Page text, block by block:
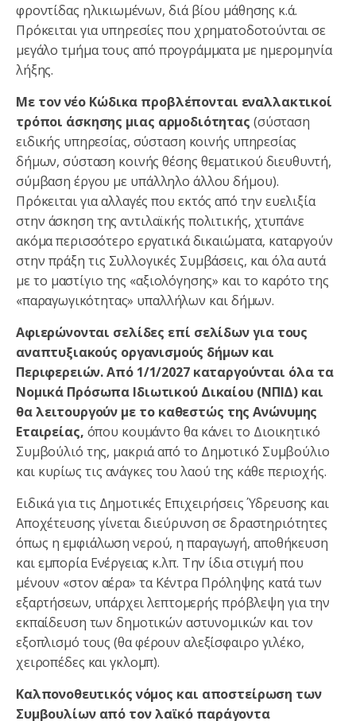
φροντίδας ηλικιωμένων, διά βίου μάθησης κ.ά.
Πρόκειται για υπηρεσίες που χρηματοδοτούνται σε
μεγάλο τμήμα τους από προγράμματα με ημερομηνία
λήξης.
Με τον νέο Κώδικα προβλέπονται εναλλακτικοί
τρόποι άσκησης μιας αρμοδιότητας (σύσταση
ειδικής υπηρεσίας, σύσταση κοινής υπηρεσίας
δήμων, σύσταση κοινής θέσης θεματικού διευθυντή,
σύμβαση έργου με υπάλληλο άλλου δήμου).
Πρόκειται για αλλαγές που εκτός από την ευελιξία
στην άσκηση της αντιλαϊκής πολιτικής, χτυπάνε
ακόμα περισσότερο εργατικά δικαιώματα, καταργούν
στην πράξη τις Συλλογικές Συμβάσεις, και όλα αυτά
με το μαστίγιο της «αξιολόγησης» και το καρότο της
«παραγωγικότητας» υπαλλήλων και δήμων.
Αφιερώνονται σελίδες επί σελίδων για τους
αναπτυξιακούς οργανισμούς δήμων και
Περιφερειών. Από 1/1/2027 καταργούνται όλα τα
Νομικά Πρόσωπα Ιδιωτικού Δικαίου (ΝΠΙΔ) και
θα λειτουργούν με το καθεστώς της Ανώνυμης
Εταιρείας, όπου κουμάντο θα κάνει το Διοικητικό
Συμβούλιό της, μακριά από το Δημοτικό Συμβούλιο
και κυρίως τις ανάγκες του λαού της κάθε περιοχής.
Ειδικά για τις Δημοτικές Επιχειρήσεις Ύδρευσης και
Αποχέτευσης γίνεται διεύρυνση σε δραστηριότητες
όπως η εμφιάλωση νερού, η παραγωγή, αποθήκευση
και εμπορία Ενέργειας κ.λπ. Την ίδια στιγμή που
μένουν «στον αέρα» τα Κέντρα Πρόληψης κατά των
εξαρτήσεων, υπάρχει λεπτομερής πρόβλεψη για την
εκπαίδευση των δημοτικών αστυνομικών και τον
εξοπλισμό τους (θα φέρουν αλεξίσφαιρο γιλέκο,
χειροπέδες και γκλομπ).
Καλπονοθευτικός νόμος και αποστείρωση των
Συμβουλίων από τον λαϊκό παράγοντα